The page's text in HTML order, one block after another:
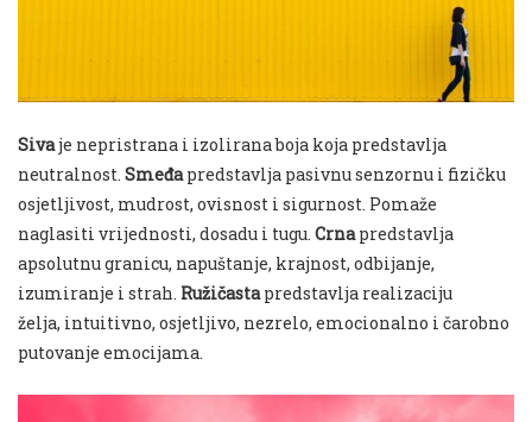
Sivaje nepristrana i izolirana boja koja predstavlja
neutralnost. Smeđapredstavlja pasivnu senzornu i fizičku
osjetljivost, mudrost, ovisnost i sigurnost. Pomaže
naglasiti vrijednosti, dosadu i tugu. Crnapredstavlja
apsolutnu granicu, napuštanje, krajnost, odbijanje,
izumiranje i strah. Ružičastapredstavlja realizaciju
želja, intuitivno, osjetljivo, nezrelo, emocionalno i čarobno
putovanje emocijama.